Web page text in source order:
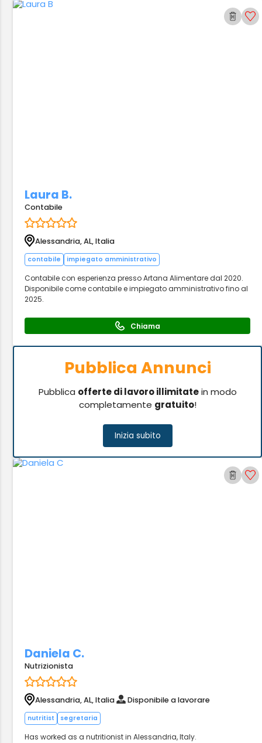
Laura B.
Contabile
Alessandria, AL, Italia
contabile impiegato amministrativo
Contabile con esperienza presso Artana Alimentare dal 2020.
Disponibile come contabile e impiegato amministrativo fino al
2025.
Chiama
Pubblica Annunci
Pubblica offerte di lavoro illimitatein modo
completamente gratuito!
Inizia subito
Daniela C.
Nutrizionista
Alessandria, AL, Italia Disponibile a lavorare
nutritist segretaria
Has worked as a nutritionist in Alessandria, Italy.